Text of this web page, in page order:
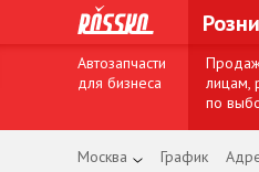
Автозапчасти
для бизнеса
лицам,
по
Москва График